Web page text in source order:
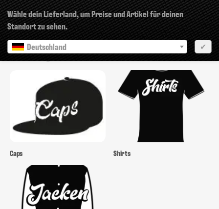
Wähle dein Lieferland, um Preise und Artikel für deinen
Standort zu sehen.
Deutschland
✔
Clothing
Caps Shirts